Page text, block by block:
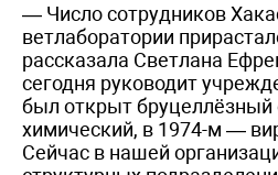
— Число сотрудников
ветлаборатории
рассказала Светлана
сегодня руководит
был открыт
химический, в 1974-м —
Сейчас в нашей